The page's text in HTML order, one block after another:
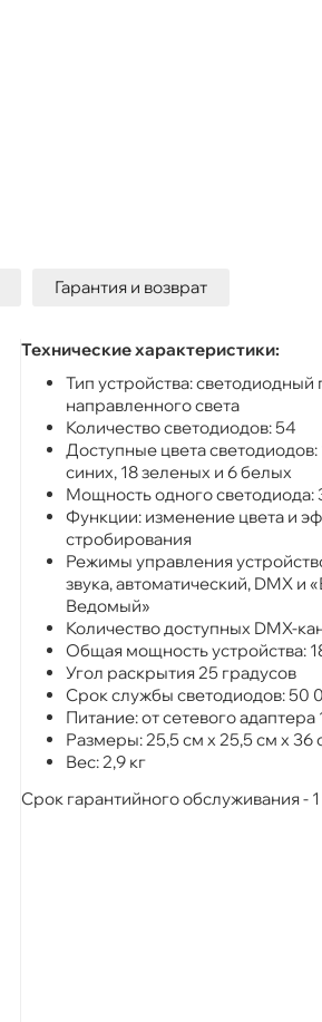
Гарантия и возврат
Технические характеристики:
Тип устройства: светодиодный
направленного света
Количество светодиодов: 54
Доступные цвета светодиодов:
синих, 18 зеленых и 6 белых
Мощность одного светодиода:
Функции: изменение цвета и
стробирования
Режимы управления
звука, автоматический, DMX и
Ведомый»
Количество доступных DMX-
Общая мощность устройства:
Угол раскрытия 25 градусов
Срок службы светодиодов: 50
Питание: от сетевого
Размеры: 25,5 см х 25,5 см х 36
Вес: 2,9 кг
Срок гарантийного обслуживания - 1